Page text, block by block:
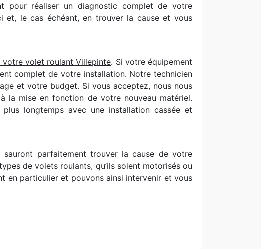
pour réaliser un diagnostic complet de votre
et, le cas échéant, en trouver la cause et vous
votre volet roulant Villepinte. Si votre équipement
complet de votre installation. Notre technicien
et votre budget. Si vous acceptez, nous nous
la mise en fonction de votre nouveau matériel.
longtemps avec une installation cassée et
sauront parfaitement trouver la cause de votre
de volets roulants, qu’ils soient motorisés ou
en particulier et pouvons ainsi intervenir et vous